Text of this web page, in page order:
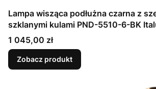
Lampa wisząca podłużna czarna z
szklanymi kulami PND-5510-6-BK
Cena
1 045,00 zł
Zobacz produkt